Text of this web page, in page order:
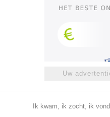
Uw
Ik kwam, ik zocht, ik